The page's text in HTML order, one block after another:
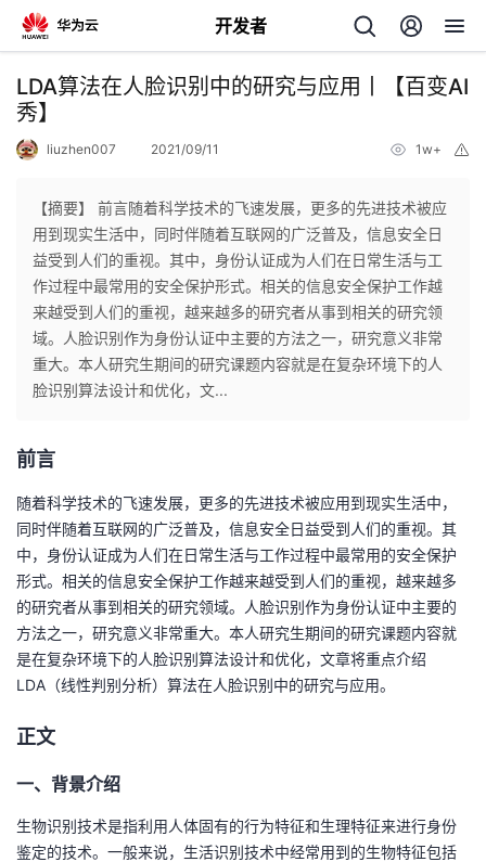
开发者
返
回
个
人
主
我
的
发
者
我
的
博
客
我
的
论
坛
我
的
圈
子
我
的
直
我
的
我
LDA算法在人脸识别中的研究与应用丨【百变AI
秀】
liuzhen007 2021/09/11 1w+
【摘要】 前言随着科学技术的飞速发展，更多的先进技术被应
用到现实生活中，同时伴随着互联网的广泛普及，信息安全日
益受到人们的重视。其中，身份认证成为人们在日常生活与工
作过程中最常用的安全保护形式。相关的信息安全保护工作越
来越受到人们的重视，越来越多的研究者从事到相关的研究领
域。人脸识别作为身份认证中主要的方法之一，研究意义非常
重大。本人研究生期间的研究课题内容就是在复杂环境下的人
脸识别算法设计和优化，文...
前言
随着科学技术的飞速发展，更多的先进技术被应用到现实生活中，
同时伴随着互联网的广泛普及，信息安全日益受到人们的重视。其
中，身份认证成为人们在日常生活与工作过程中最常用的安全保护
形式。相关的信息安全保护工作越来越受到人们的重视，越来越多
的研究者从事到相关的研究领域。人脸识别作为身份认证中主要的
方法之一，研究意义非常重大。本人研究生期间的研究课题内容就
是在复杂环境下的人脸识别算法设计和优化，文章将重点介绍
LDA（线性判别分析）算法在人脸识别中的研究与应用。
正文
一、背景介绍
生物识别技术是指利用人体固有的行为特征和生理特征来进行身份
鉴定的技术。一般来说，生活识别技术中经常用到的生物特征包括